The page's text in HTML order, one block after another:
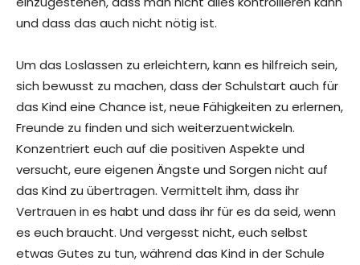
und dass das auch nicht nötig ist.
Um das Loslassen zu erleichtern, kann es hilfreich sein,
sich bewusst zu machen, dass der Schulstart auch für
das Kind eine Chance ist, neue Fähigkeiten zu erlernen,
Freunde zu finden und sich weiterzuentwickeln.
Konzentriert euch auf die positiven Aspekte und
versucht, eure eigenen Ängste und Sorgen nicht auf
das Kind zu übertragen. Vermittelt ihm, dass ihr
Vertrauen in es habt und dass ihr für es da seid, wenn
es euch braucht. Und vergesst nicht, euch selbst
etwas Gutes zu tun, während das Kind in der Schule